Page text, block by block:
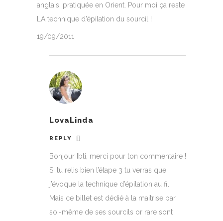
anglais, pratiquée en Orient. Pour moi ça reste
LA technique d’épilation du sourcil !
19/09/2011
LovaLinda
REPLY
Bonjour Ibti, merci pour ton commentaire !
Si tu relis bien l’étape 3 tu verras que
j’évoque la technique d’épilation au fil.
Mais ce billet est dédié à la maitrise par
soi-même de ses sourcils or rare sont